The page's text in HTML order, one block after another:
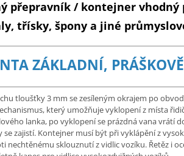
přepravník / kontejner vhodný
třísky, špony a jiné
ZÁKLADNÍ,
tloušťky 3 mm se zesíleným okrajem po
který umožňuje vyklopení z místa
lanka, po vyklopení se prázdná vana vrátí
zajistí. Kontejner musí být při vyklápění z
nechtěnému sklouznutí z vidlic vozíku. Řetěz i